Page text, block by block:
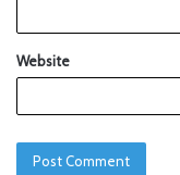
Website